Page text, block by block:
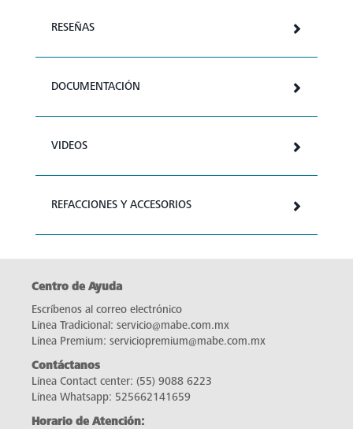
RESEÑAS
DOCUMENTACIÓN
VIDEOS
REFACCIONES Y ACCESORIOS
Centro de Ayuda
Escríbenos al correo electrónico
Línea Tradicional: servicio@mabe.com.mx
Línea Premium: serviciopremium@mabe.com.mx
Contáctanos
Línea Contact center: (55) 9088 6223
Línea Whatsapp: 525662141659
Horario de Atención: